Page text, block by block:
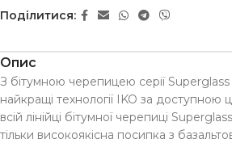
Поділитися:
Опис
З бітумною черепицею серії
найкращі технології IKO за
всій лінійці бітумної черепиці
тільки високоякісна посипка з